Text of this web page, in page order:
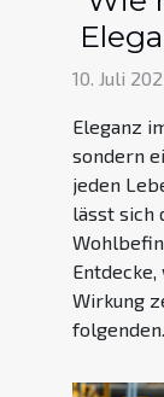
10. Juli
Eleganz
sondern
jeden
lässt sich
Wirkung